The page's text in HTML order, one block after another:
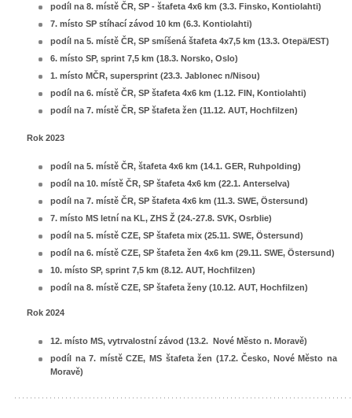
podíl na 8. místě ČR, SP - štafeta 4x6 km (3.3. Finsko, Kontiolahti)
7. místo SP stíhací závod 10 km (6.3. Kontiolahti)
podíl na 5. místě ČR, SP smíšená štafeta 4x7,5 km (13.3. Otepä/EST)
6. místo SP, sprint 7,5 km (18.3. Norsko, Oslo)
1. místo MČR, supersprint (23.3. Jablonec n/Nisou)
podíl na 6. místě ČR, SP štafeta 4x6 km (1.12. FIN, Kontiolahti)
podíl na 7. místě ČR, SP štafeta žen (11.12. AUT, Hochfilzen)
Rok 2023
podíl na 5. místě ČR, štafeta 4x6 km (14.1. GER, Ruhpolding)
podíl na 10. místě ČR, SP štafeta 4x6 km (22.1. Anterselva)
podíl na 7. místě ČR, SP štafeta 4x6 km (11.3. SWE, Östersund)
7. místo MS letní na KL, ZHS Ž (24.-27.8. SVK, Osrblie)
podíl na 5. místě CZE, SP štafeta mix (25.11. SWE, Östersund)
podíl na 6. místě CZE, SP štafeta žen 4x6 km (29.11. SWE, Östersund)
10. místo SP, sprint 7,5 km (8.12. AUT, Hochfilzen)
podíl na 8. místě CZE, SP štafeta ženy (10.12. AUT, Hochfilzen)
Rok 2024
12. místo MS, vytrvalostní závod (13.2. Nové Město n. Moravě)
podíl na 7. místě CZE, MS štafeta žen (17.2. Česko, Nové Město na
Moravě)